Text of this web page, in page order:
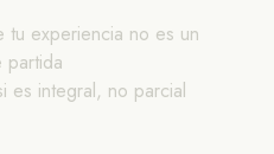
tu experiencia no es un
partida
es integral, no parcial